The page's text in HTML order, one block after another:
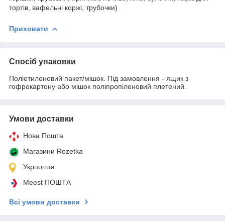
тортів, вафельні коржі, трубочки)
Приховати
Спосіб упаковки
Поліетиленовий пакет/мішок. Під замовлення - ящик з
гофрокартону або мішок поліпропіленовий плетений.
Умови доставки
Нова Пошта
Магазини Rozetka
Укрпошта
Meest ПОШТА
Всі умови доставки